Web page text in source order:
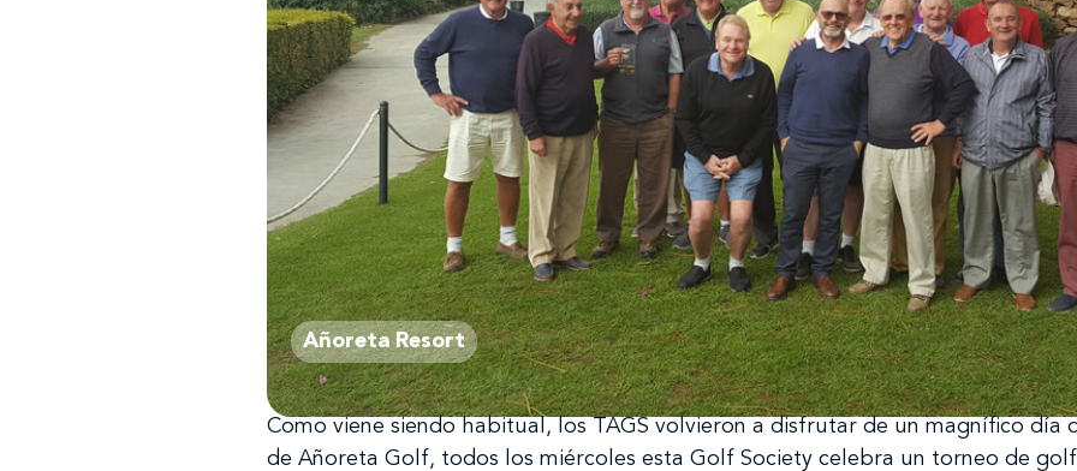
Añoreta Resort
Como viene siendo habitual, los TAGS volvieron a disfrutar de un magnífico día
de Añoreta Golf, todos los miércoles esta Golf Society celebra un torneo de